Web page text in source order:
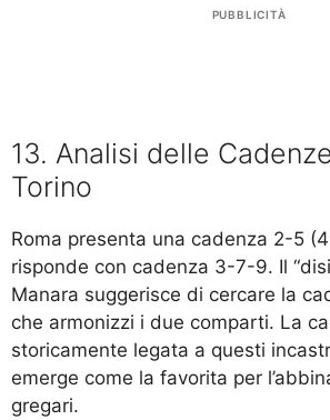
PUBBLICITÀ
13. Analisi delle
Torino
Roma presenta una cadenza 2-5
risponde con cadenza 3-7-9. Il
Manara suggerisce di cercare la
che armonizzi i due comparti. La
storicamente legata a questi
emerge come la favorita per
gregari.